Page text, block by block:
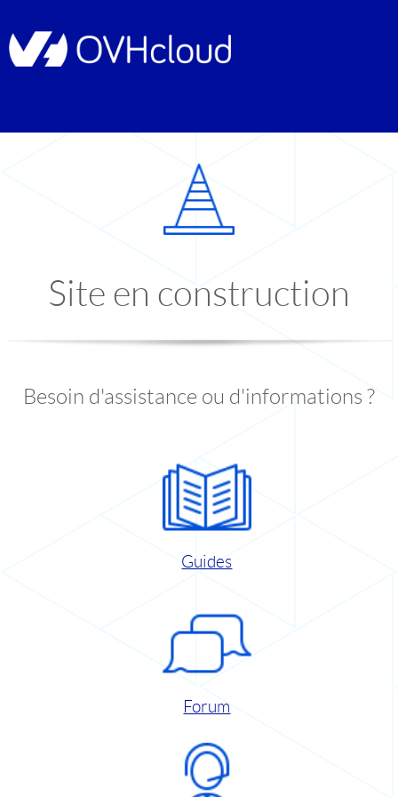
Site en construction
Besoin d'assistance ou d'informations ?
Guides
Forum